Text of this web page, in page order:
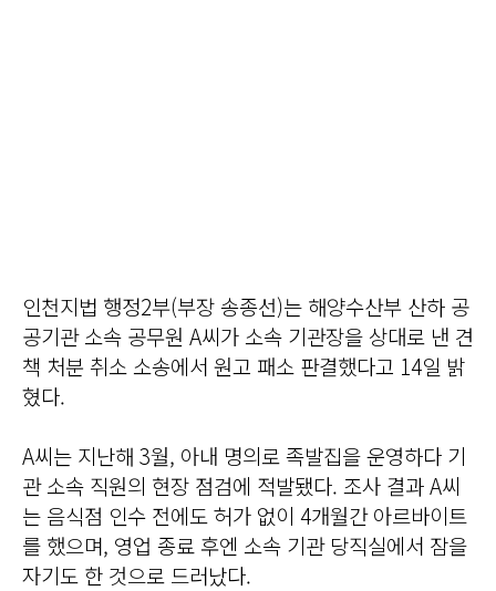
인천지법 행정2부(부장 송종선)는 해양수산부 산하 공
공기관 소속 공무원 A씨가 소속 기관장을 상대로 낸 견
책 처분 취소 소송에서 원고 패소 판결했다고 14일 밝
혔다.
A씨는 지난해 3월, 아내 명의로 족발집을 운영하다 기
관 소속 직원의 현장 점검에 적발됐다. 조사 결과 A씨
는 음식점 인수 전에도 허가 없이 4개월간 아르바이트
를 했으며, 영업 종료 후엔 소속 기관 당직실에서 잠을
자기도 한 것으로 드러났다.